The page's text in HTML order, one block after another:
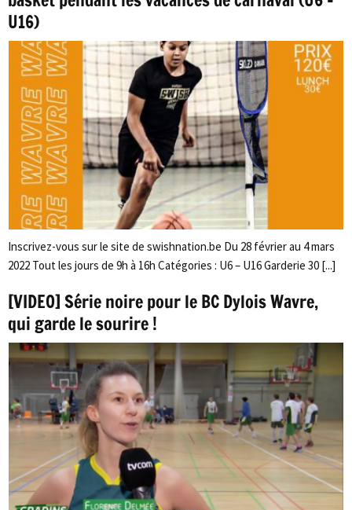
U16)
Inscrivez-vous sur le site de swishnation.be Du 28 février au 4 mars
2022 Tout les jours de 9h à 16h Catégories : U6 – U16 Garderie 30 [...]
[VIDEO] Série noire pour le BC Dylois Wavre,
qui garde le sourire !